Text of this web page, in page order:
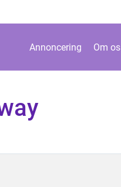
Annoncering Om os